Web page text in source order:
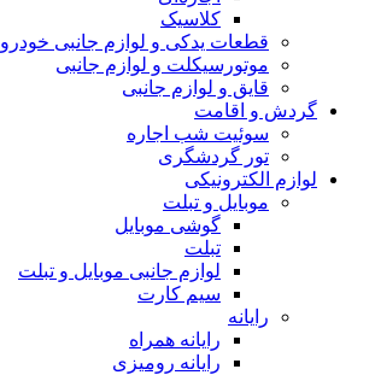
کلاسیک
قطعات یدکی و لوازم جانبی خودرو
موتورسیکلت و لوازم جانبی
قایق و لوازم جانبی
گردش و اقامت
سوئیت شب اجاره
تور گردشگری
لوازم الکترونیکی
موبایل و تبلت
گوشی موبایل
تبلت
لوازم جانبی موبایل و تبلت
سیم کارت
رایانه
رایانه همراه
رایانه رومیزی